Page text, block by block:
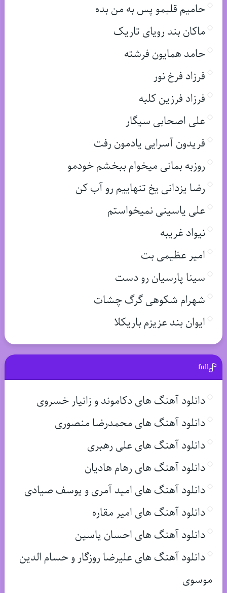
حامیم قلبمو پس به من بده
ماکان بند رویای تاریک
حامد همایون فرشته
فرزاد فرخ نور
فرزاد فرزین کلبه
علی اصحابی سیگار
فریدون آسرایی یادمون رفت
روزبه بمانی میخوام ببخشم خودمو
رضا یزدانی یخ تنهاییم رو آب کن
علی یاسینی نمیخواستم
نیواد غریبه
امیر عظیمی بت
سینا پارسیان رو دست
شهرام شکوهی گرگ چشات
ایوان بند عزیزم باریکلا
full
دانلود آهنگ های دکاموند و زانیار خسروی
دانلود آهنگ های محمدرضا منصوری
دانلود آهنگ های علی رهبری
دانلود آهنگ های رهام هادیان
دانلود آهنگ های امید آمری و یوسف صیادی
دانلود آهنگ های امیر مقاره
دانلود آهنگ های احسان یاسین
دانلود آهنگ های علیرضا روزگار و حسام الدین
موسوی